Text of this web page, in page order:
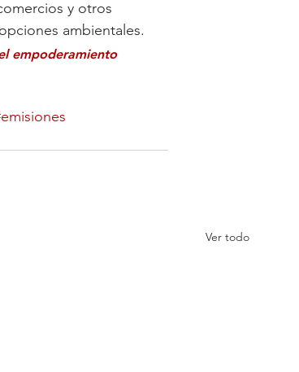
y otros
ambientales.
empoderamiento
Ver todo